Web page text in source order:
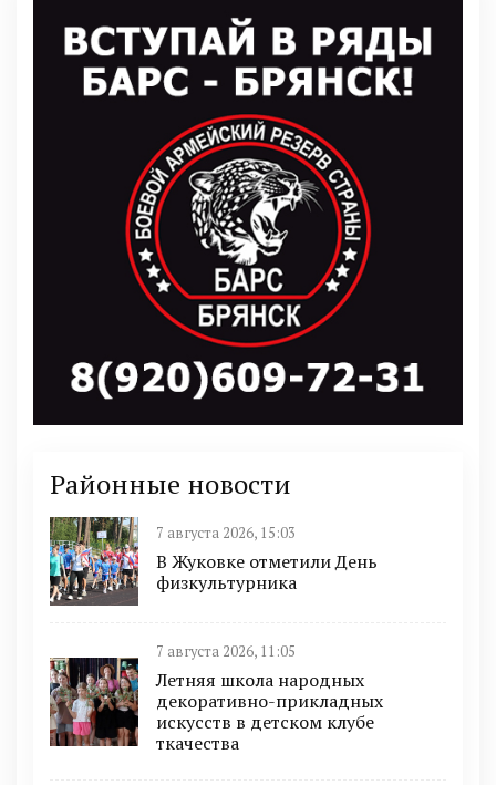
Районные новости
7 августа 2026, 15:03
В Жуковке отметили День
физкультурника
7 августа 2026, 11:05
Летняя школа народных
декоративно-прикладных
искусств в детском клубе
ткачества